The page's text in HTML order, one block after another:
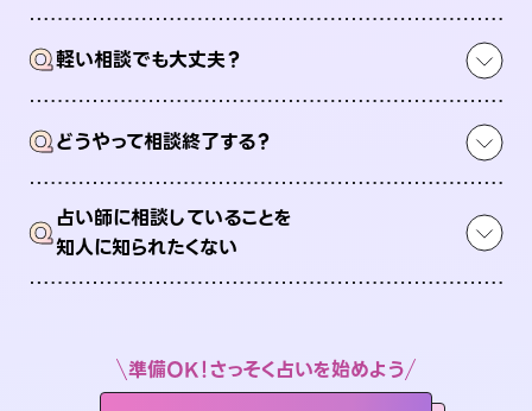
Q軽い相談でも大丈夫？
Qどうやって相談終了する？
Q占い師に相談していることを
知人に知られたくない
準備OK！さっそく占いを始めよう